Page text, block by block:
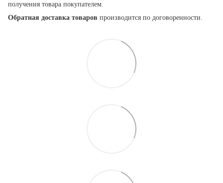
получения товара покупателем.
Обратная доставка товаров производится по договоренности.